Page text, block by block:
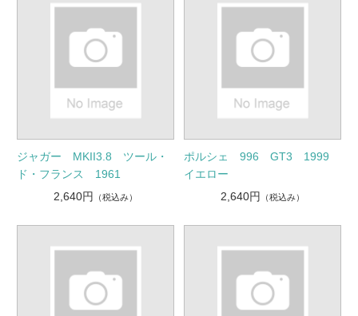
ジャガー MKII3.8 ツール・
ド・フランス 1961
2,640円 （税込み）
ポルシェ 996 GT3 1999
イエロー
2,640円
（税込み）